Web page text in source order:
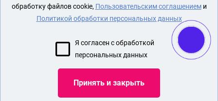
Евразийского соответствия.
ОПЛАТА И ДОСТАВКА
СЕКС ИГРУШКИ
БДСМ
обработку файлов cookie, Пользовательским соглашениеми
Политикой обработки персональных данных
Я согласен с обработкой
персональных данных
Принять и закрыть